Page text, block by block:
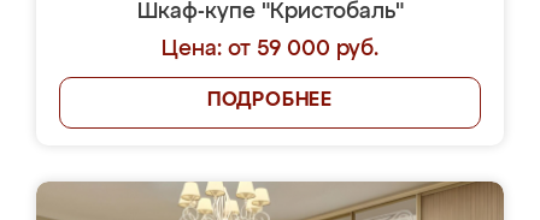
Шкаф-купе "Кристобаль"
Цена: от 59 000 руб.
ПОДРОБНЕЕ